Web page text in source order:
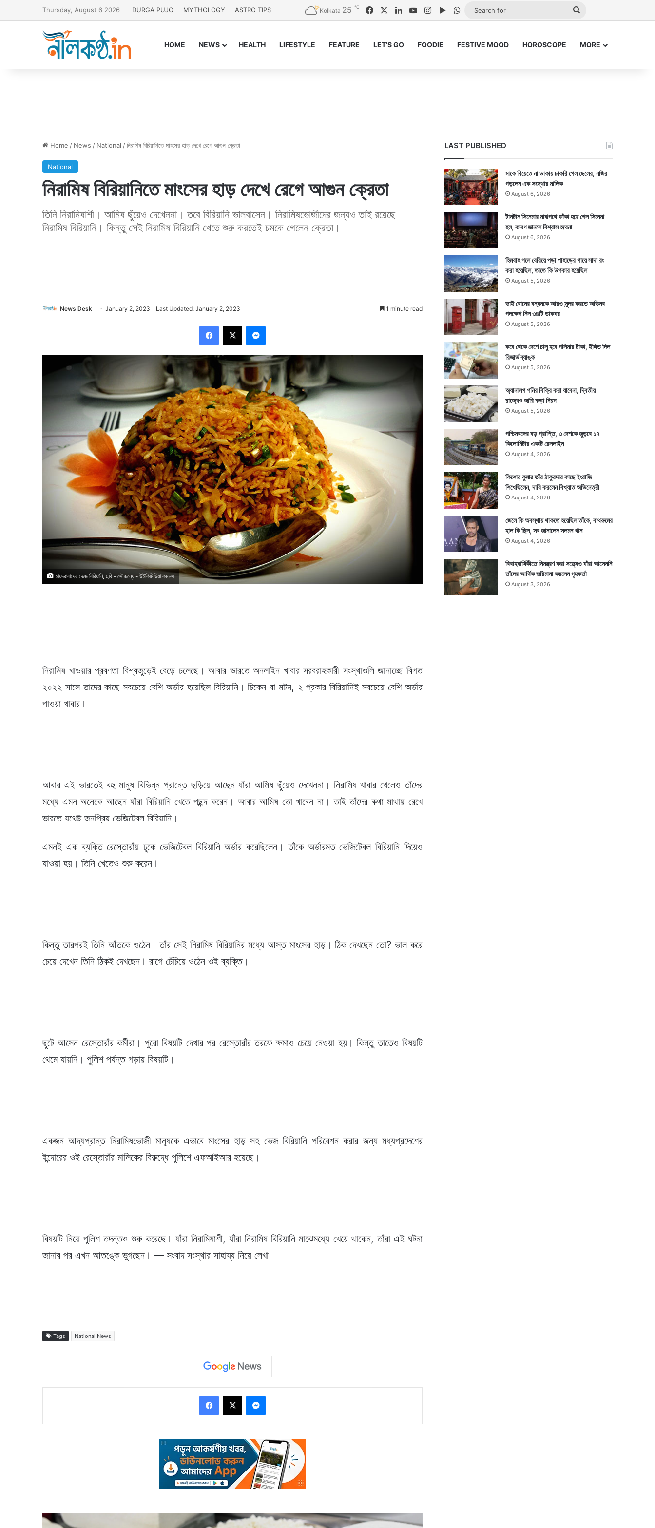
Thursday, August 6 2026 DURGA PUJO MYTHOLOGY ASTRO TIPS Kolkata 25 ℃ FacebookLinkedInYouTubeInstagram
Google Play
WhatsApp
HOME NEWS HEALTH LIFESTYLE FEATURE LET’S GO FOODIE FESTIVE MOOD HOROSCOPE MORE
Home / News / National /নিরামিষ বিরিয়ানিতে মাংসের হাড় দেখে রেগে আগুন ক্রেতা
National
নিরামিষ বিরিয়ানিতে মাংসের হাড় দেখে রেগে আগুন ক্রেতা
তিনি নিরামিষাশী। আমিষ ছুঁয়েও দেখেননা। তবে বিরিয়ানি ভালবাসেন। নিরামিষভোজীদের জন্যও তাই রয়েছে
নিরামিষ বিরিয়ানি। কিন্তু সেই নিরামিষ বিরিয়ানি খেতে শুরু করতেই চমকে গেলেন ক্রেতা।
News Desk January 2, 2023 Last Updated: January 2, 2023 1 minute read
হায়দরাবাদের ভেজ বিরিয়ানি, ছবি - সৌজন্যে - উইকিমিডিয়া কমনস
নিরামিষ খাওয়ার প্রবণতা বিশ্বজুড়েই বেড়ে চলেছে। আবার ভারতে অনলাইন খাবার সরবরাহকারী সংস্থাগুলি জানাচ্ছে বিগত
২০২২ সালে তাদের কাছে সবচেয়ে বেশি অর্ডার হয়েছিল বিরিয়ানি। চিকেন বা মটন, ২ প্রকার বিরিয়ানিই সবচেয়ে বেশি অর্ডার
পাওয়া খাবার।
আবার এই ভারতেই বহু মানুষ বিভিন্ন প্রান্তে ছড়িয়ে আছেন যাঁরা আমিষ ছুঁয়েও দেখেননা। নিরামিষ খাবার খেলেও তাঁদের
মধ্যে এমন অনেকে আছেন যাঁরা বিরিয়ানি খেতে পছন্দ করেন। আবার আমিষ তো খাবেন না। তাই তাঁদের কথা মাথায় রেখে
ভারতে যথেষ্ট জনপ্রিয় ভেজিটেবল বিরিয়ানি।
এমনই এক ব্যক্তি রেস্তোরাঁয় ঢুকে ভেজিটেবল বিরিয়ানি অর্ডার করেছিলেন। তাঁকে অর্ডারমত ভেজিটেবল বিরিয়ানি দিয়েও
যাওয়া হয়। তিনি খেতেও শুরু করেন।
কিন্তু তারপরই তিনি আঁতকে ওঠেন। তাঁর সেই নিরামিষ বিরিয়ানির মধ্যে আস্ত মাংসের হাড়। ঠিক দেখছেন তো? ভাল করে
চেয়ে দেখেন তিনি ঠিকই দেখছেন। রাগে চেঁচিয়ে ওঠেন ওই ব্যক্তি।
ছুটে আসেন রেস্তোরাঁর কর্মীরা। পুরো বিষয়টি দেখার পর রেস্তোরাঁর তরফে ক্ষমাও চেয়ে নেওয়া হয়। কিন্তু তাতেও বিষয়টি
থেমে যায়নি। পুলিশ পর্যন্ত গড়ায় বিষয়টি।
একজন আদ্যপ্রান্ত নিরামিষভোজী মানুষকে এভাবে মাংসের হাড় সহ ভেজ বিরিয়ানি পরিবেশন করার জন্য মধ্যপ্রদেশের
ইন্দোরের ওই রেস্তোরাঁর মালিকের বিরুদ্ধে পুলিশে এফআইআর হয়েছে।
বিষয়টি নিয়ে পুলিশ তদন্তও শুরু করেছে। যাঁরা নিরামিষাশী, যাঁরা নিরামিষ বিরিয়ানি মাঝেমধ্যে খেয়ে থাকেন, তাঁরা এই ঘটনা
জানার পর এখন আতঙ্কে ভুগছেন। — সংবাদ সংস্থার সাহায্য নিয়ে লেখা
Tags National News
LAST PUBLISHED
মাকে বিয়েতে না ডাকায় চাকরি গেল ছেলের, নজির
গড়লেন এক সংস্থার মালিক
August 6, 2026
টানটান সিনেমার মাঝপথে ফাঁকা হয়ে গেল সিনেমা
হল, কারণ জানলে বিশ্বাস হবেনা
August 6, 2026
হিমবাহ গলে বেরিয়ে পড়া পাহাড়ের গায়ে সাদা রং
করা হয়েছিল, তাতে কি উপকার হয়েছিল
August 5, 2026
ভাই বোনের বন্ধনকে আরও সুন্দর করতে অভিনব
পদক্ষেপ নিল ৩৪টি ডাকঘর
August 5, 2026
কবে থেকে দেশে চালু হবে পলিমার টাকা, ইঙ্গিত দিল
রিজার্ভ ব্যাঙ্ক
August 5, 2026
অ্যানালগ পনির বিক্রি করা যাবেনা, দ্বিতীয়
রাজ্যেও জারি কড়া নিয়ম
August 5, 2026
পশ্চিমবঙ্গের বড় প্রাপ্তি, ৩ দেশকে জুড়বে ১৭
কিলোমিটার একটি রেললাইন
August 4, 2026
কিশোর কুমার তাঁর ঠাকুরদার কাছে ইংরাজি
শিখেছিলেন, দাবি করলেন বিখ্যাত অভিনেত্রী
August 4, 2026
জেলে কি অবস্থায় থাকতে হয়েছিল তাঁকে, বাথরুমের
হাল কি ছিল, সব জানালেন সলমন খান
August 4, 2026
বিবাহবার্ষিকীতে নিমন্ত্রণ করা সত্ত্বেও যাঁরা আসেননি
তাঁদের আর্থিক জরিমানা করলেন গৃহকর্তা
August 3, 2026